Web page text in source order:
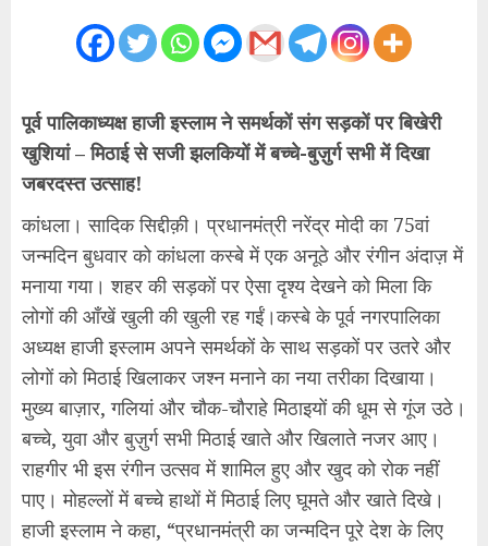
पूर्व पालिकाध्यक्ष हाजी इस्लाम ने समर्थकों संग सड़कों पर बिखेरी
खुशियां – मिठाई से सजी झलकियों में बच्चे-बुज़ुर्ग सभी में दिखा
जबरदस्त उत्साह!
कांधला। सादिक सिद्दीक़ी। प्रधानमंत्री नरेंद्र मोदी का 75वां
जन्मदिन बुधवार को कांधला कस्बे में एक अनूठे और रंगीन अंदाज़ में
मनाया गया। शहर की सड़कों पर ऐसा दृश्य देखने को मिला कि
लोगों की आँखें खुली की खुली रह गईं।कस्बे के पूर्व नगरपालिका
अध्यक्ष हाजी इस्लाम अपने समर्थकों के साथ सड़कों पर उतरे और
लोगों को मिठाई खिलाकर जश्न मनाने का नया तरीका दिखाया।
मुख्य बाज़ार, गलियां और चौक-चौराहे मिठाइयों की धूम से गूंज उठे।
बच्चे, युवा और बुज़ुर्ग सभी मिठाई खाते और खिलाते नजर आए।
राहगीर भी इस रंगीन उत्सव में शामिल हुए और खुद को रोक नहीं
पाए। मोहल्लों में बच्चे हाथों में मिठाई लिए घूमते और खाते दिखे।
हाजी इस्लाम ने कहा, “प्रधानमंत्री का जन्मदिन पूरे देश के लिए